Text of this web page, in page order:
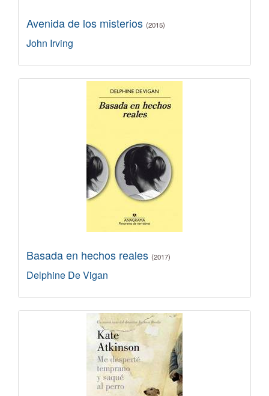
Avenida de los misterios (2015)
John Irving
Basada en hechos reales (2017)
Delphine De Vigan